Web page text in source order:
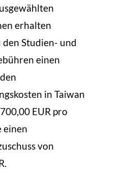
erhalten
den Studien- und
einen
in Taiwan
EUR pro
einen
von